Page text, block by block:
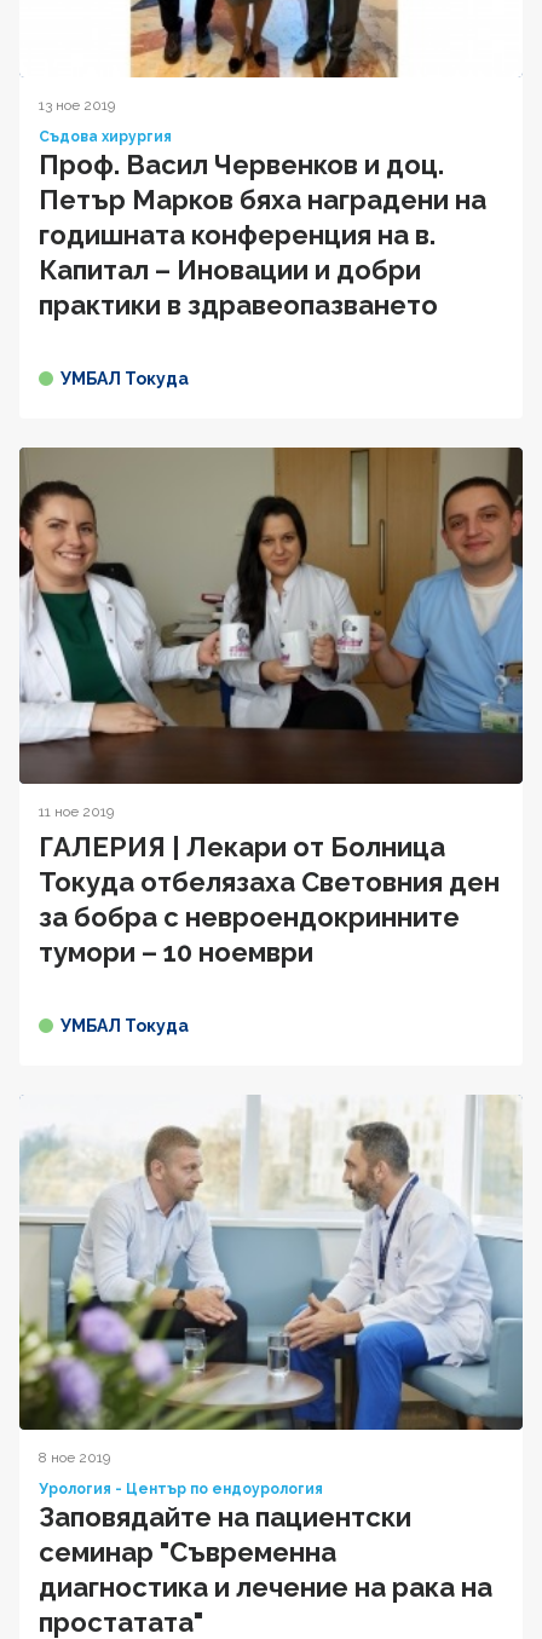
13 ное 2019
Съдова хирургия
Проф. Васил Червенков и доц.
Петър Марков бяха наградени на
годишната конференция на в.
Капитал – Иновации и добри
практики в здравеопазването
УМБАЛ Токуда
11 ное 2019
ГАЛЕРИЯ | Лекари от Болница
Токуда отбелязaха Световния ден
за бобра с невроендокринните
тумори – 10 ноември
УМБАЛ Токуда
8 ное 2019
Урология - Център по ендоурология
Заповядайте на пациентски
семинар "Съвременна
диагностика и лечение на рака на
простатата"